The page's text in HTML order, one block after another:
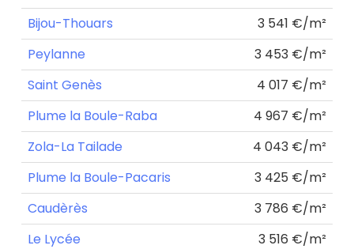
Bijou-Thouars
3 541 €/m²
Peylanne
3 453 €/m²
Saint Genès
4 017 €/m²
Plume la Boule-Raba
4 967 €/m²
Zola-La Tailade
4 043 €/m²
Plume la Boule-Pacaris
3 425 €/m²
Caudèrès
3 786 €/m²
Le Lycée
3 516 €/m²